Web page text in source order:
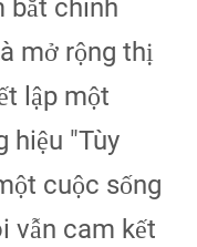
bắt chính
mở rộng thị
lập một
hiệu "Tùy
cuộc sống
vẫn cam kết